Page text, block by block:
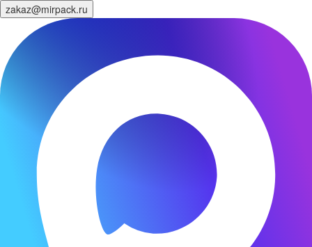
zakaz@mirpack.ru